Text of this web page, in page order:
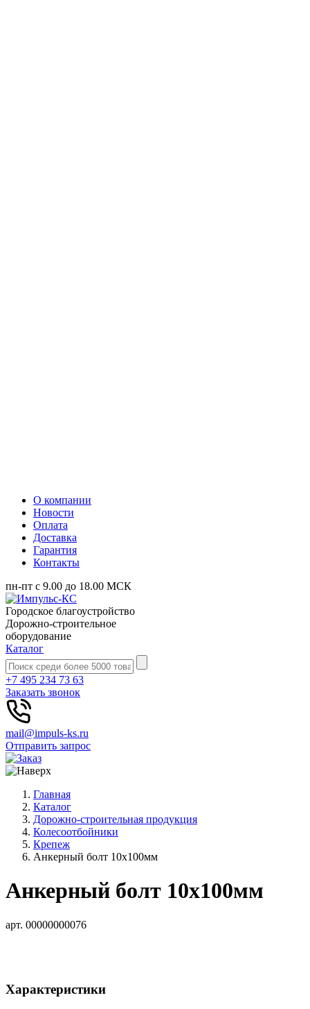
О компании
Новости
Оплата
Доставка
Гарантия
Контакты
пн-пт с 9.00 до 18.00 МСК
Городское благоустройство
Дорожно-строительное
оборудование
Каталог
+7 495 234 73 63
Заказать звонок
mail@impuls-ks.ru
Отправить запрос
Главная
Каталог
Дорожно-строительная продукция
Колесоотбойники
Крепеж
Анкерный болт 10х100мм
Анкерный болт 10х100мм
арт. 00000000076
Характеристики